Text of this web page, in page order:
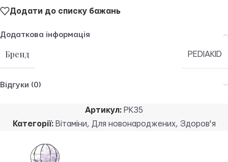
Додати до списку бажань
Додаткова інформація
Бренд PEDIAKID
Відгуки (0)
Артикул: PK35
Категорії: Вітаміни, Для новонароджених, Здоров'я